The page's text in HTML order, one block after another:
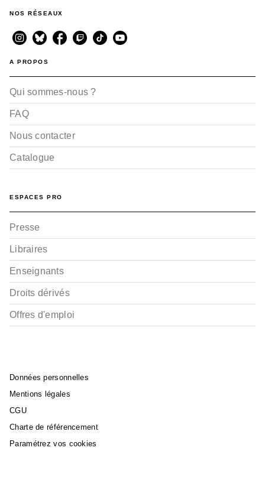
NOS RÉSEAUX
A PROPOS
Qui sommes-nous ?
FAQ
Nous contacter
Catalogue
ESPACES PRO
Presse
Libraires
Enseignants
Droits dérivés
Offres d'emploi
Données personnelles
Mentions légales
CGU
Charte de référencement
Paramétrez vos cookies